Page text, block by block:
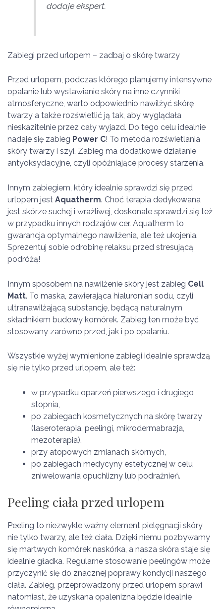
dodaje ekspert.
Zabiegi przed urlopem – zadbaj o skórę twarzy
Przed urlopem, podczas którego planujemy intensywne
opalanie lub wystawianie skóry na inne czynniki
atmosferyczne, warto odpowiednio nawilżyć skórę
twarzy a także rozświetlić ją tak, aby wyglądała
nieskazitelnie przez cały wyjazd. Do tego celu idealnie
nadaje się zabieg Power C! To metoda rozświetlania
skóry twarzy i szyi. Zabieg ma dodatkowe działanie
antyoksydacyjne, czyli opóźniające procesy starzenia.
Innym zabiegiem, który idealnie sprawdzi się przed
urlopem jest Aquatherm. Choć terapia dedykowana
jest skórze suchej i wrażliwej, doskonale sprawdzi się też
w przypadku innych rodzajów cer. Aquatherm to
gwarancja optymalnego nawilżenia, ale też ukojenia.
Sprezentuj sobie odrobinę relaksu przed stresującą
podróżą!
Innym sposobem na nawilżenie skóry jest zabieg Cell
Matt. To maska, zawierająca hialuronian sodu, czyli
ultranawilżającą substancję, będącą naturalnym
składnikiem budowy komórek. Zabieg ten może być
stosowany zarówno przed, jak i po opalaniu.
Wszystkie wyżej wymienione zabiegi idealnie sprawdzą
się nie tylko przed urlopem, ale też:
w przypadku oparzeń pierwszego i drugiego
stopnia,
po zabiegach kosmetycznych na skórę twarzy
(laseroterapia, peelingi, mikrodermabrazja,
mezoterapia),
przy atopowych zmianach skórnych,
po zabiegach medycyny estetycznej w celu
zniwelowania opuchlizny lub podrażnień.
Peeling ciała przed urlopem
Peeling to niezwykle ważny element pielęgnacji skóry
nie tylko twarzy, ale też ciała. Dzięki niemu pozbywamy
się martwych komórek naskórka, a nasza skóra staje się
idealnie gładka. Regularne stosowanie peelingów może
przyczynić się do znacznej poprawy kondycji naszego
ciała. Zabieg, przeprowadzony przed urlopem sprawi
natomiast, że uzyskana opalenizna będzie idealnie